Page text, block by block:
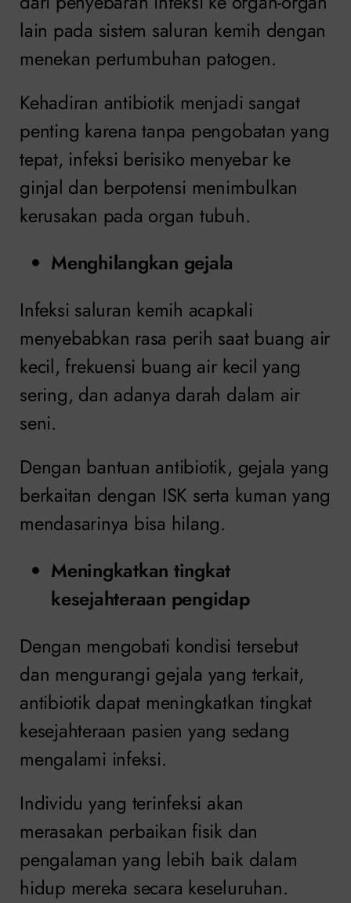
lain pada sistem saluran kemih dengan
menekan pertumbuhan patogen.
Kehadiran antibiotik menjadi sangat
penting karena tanpa pengobatan yang
tepat, infeksi berisiko menyebar ke
ginjal dan berpotensi menimbulkan
kerusakan pada organ tubuh.
Menghilangkan gejala
Infeksi saluran kemih acapkali
menyebabkan rasa perih saat buang air
kecil, frekuensi buang air kecil yang
sering, dan adanya darah dalam air
seni.
Dengan bantuan antibiotik, gejala yang
berkaitan dengan ISK serta kuman yang
mendasarinya bisa hilang.
Meningkatkan tingkat
kesejahteraan pengidap
Dengan mengobati kondisi tersebut
dan mengurangi gejala yang terkait,
antibiotik dapat meningkatkan tingkat
kesejahteraan pasien yang sedang
mengalami infeksi.
Individu yang terinfeksi akan
merasakan perbaikan fisik dan
pengalaman yang lebih baik dalam
hidup mereka secara keseluruhan.